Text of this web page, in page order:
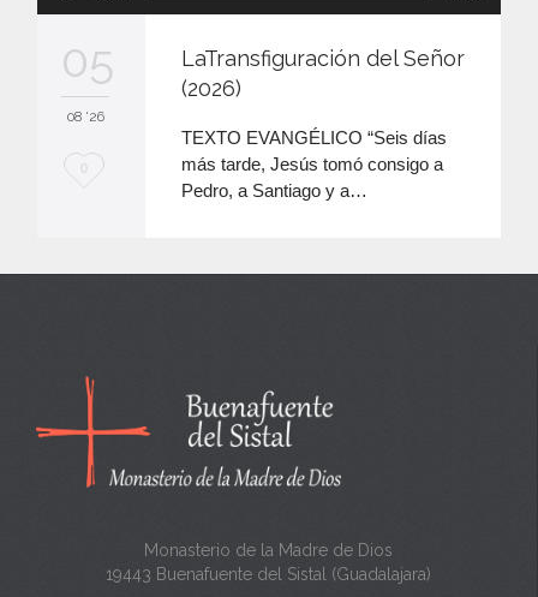
05
08 '26
M
n
a
0
LaTransfiguración del Señor
(2026)
TEXTO EVANGÉLICO “Seis días
más tarde, Jesús tomó consigo a
Pedro, a Santiago y a…
Monasterio de la Madre de Dios
19443 Buenafuente del Sistal (Guadalajara)